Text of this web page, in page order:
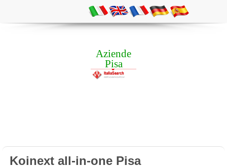
Aziende
Pisa
Koinext all-in-one Pisa